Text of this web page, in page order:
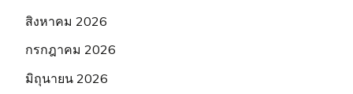
สิงหาคม 2026
กรกฎาคม 2026
มิถุนายน 2026